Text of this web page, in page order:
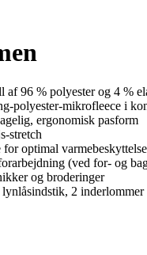
96 % polyester og 4 %
polyester-mikrofleece i
ergonomisk pasform
stretch
optimal varmebeskyttelse
(ved for- og
og broderinger
2 inderlommer